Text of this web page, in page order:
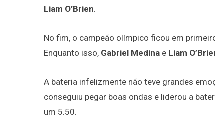
Liam O’Brien.
No fim, o campeão olímpico ficou em
Enquanto isso, Gabriel Medina e Liam
A bateria infelizmente não teve grandes
conseguiu pegar boas ondas e liderou a
um 5.50.